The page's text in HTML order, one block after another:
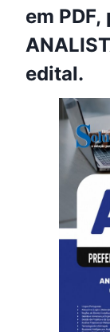
em
edital.